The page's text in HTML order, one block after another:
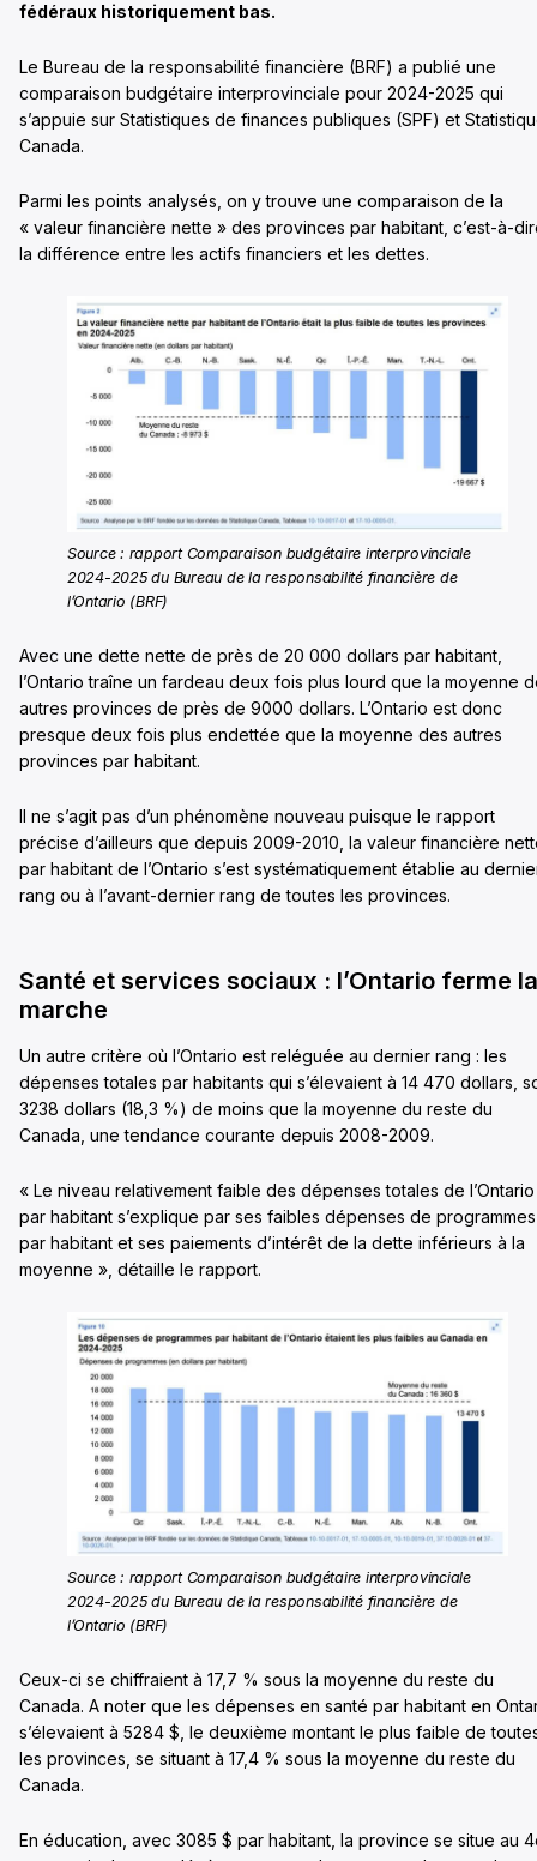
fédéraux historiquement bas.
Le Bureau de la responsabilité financière (BRF) a publié une
comparaison budgétaire interprovinciale pour 2024-2025 qui
s’appuie sur Statistiques de finances publiques (SPF) et
Canada.
Parmi les points analysés, on y trouve une comparaison de la
« valeur financière nette » des provinces par habitant, c’est-à-
la différence entre les actifs financiers et les dettes.
Source : rapport Comparaison budgétaire interprovinciale
2024-2025 du Bureau de la responsabilité financière de
l’Ontario (BRF)
Avec une dette nette de près de 20 000 dollars par habitant,
l’Ontario traîne un fardeau deux fois plus lourd que la moyenne
autres provinces de près de 9000 dollars. L’Ontario est donc
presque deux fois plus endettée que la moyenne des autres
provinces par habitant.
Il ne s’agit pas d’un phénomène nouveau puisque le rapport
précise d’ailleurs que depuis 2009-2010, la valeur financière
par habitant de l’Ontario s’est systématiquement établie au
rang ou à l’avant-dernier rang de toutes les provinces.
Santé et services sociaux : l’Ontario ferme la
marche
Un autre critère où l’Ontario est reléguée au dernier rang : les
dépenses totales par habitants qui s’élevaient à 14 470 dollars,
3238 dollars (18,3 %) de moins que la moyenne du reste du
Canada, une tendance courante depuis 2008-2009.
« Le niveau relativement faible des dépenses totales de l’Ontario
par habitant s’explique par ses faibles dépenses de programmes
par habitant et ses paiements d’intérêt de la dette inférieurs à la
moyenne », détaille le rapport.
Source : rapport Comparaison budgétaire interprovinciale
2024-2025 du Bureau de la responsabilité financière de
l’Ontario (BRF)
Ceux-ci se chiffraient à 17,7 % sous la moyenne du reste du
Canada. A noter que les dépenses en santé par habitant en
s’élevaient à 5284 $, le deuxième montant le plus faible de
les provinces, se situant à 17,4 % sous la moyenne du reste du
Canada.
En éducation, avec 3085 $ par habitant, la province se situe au